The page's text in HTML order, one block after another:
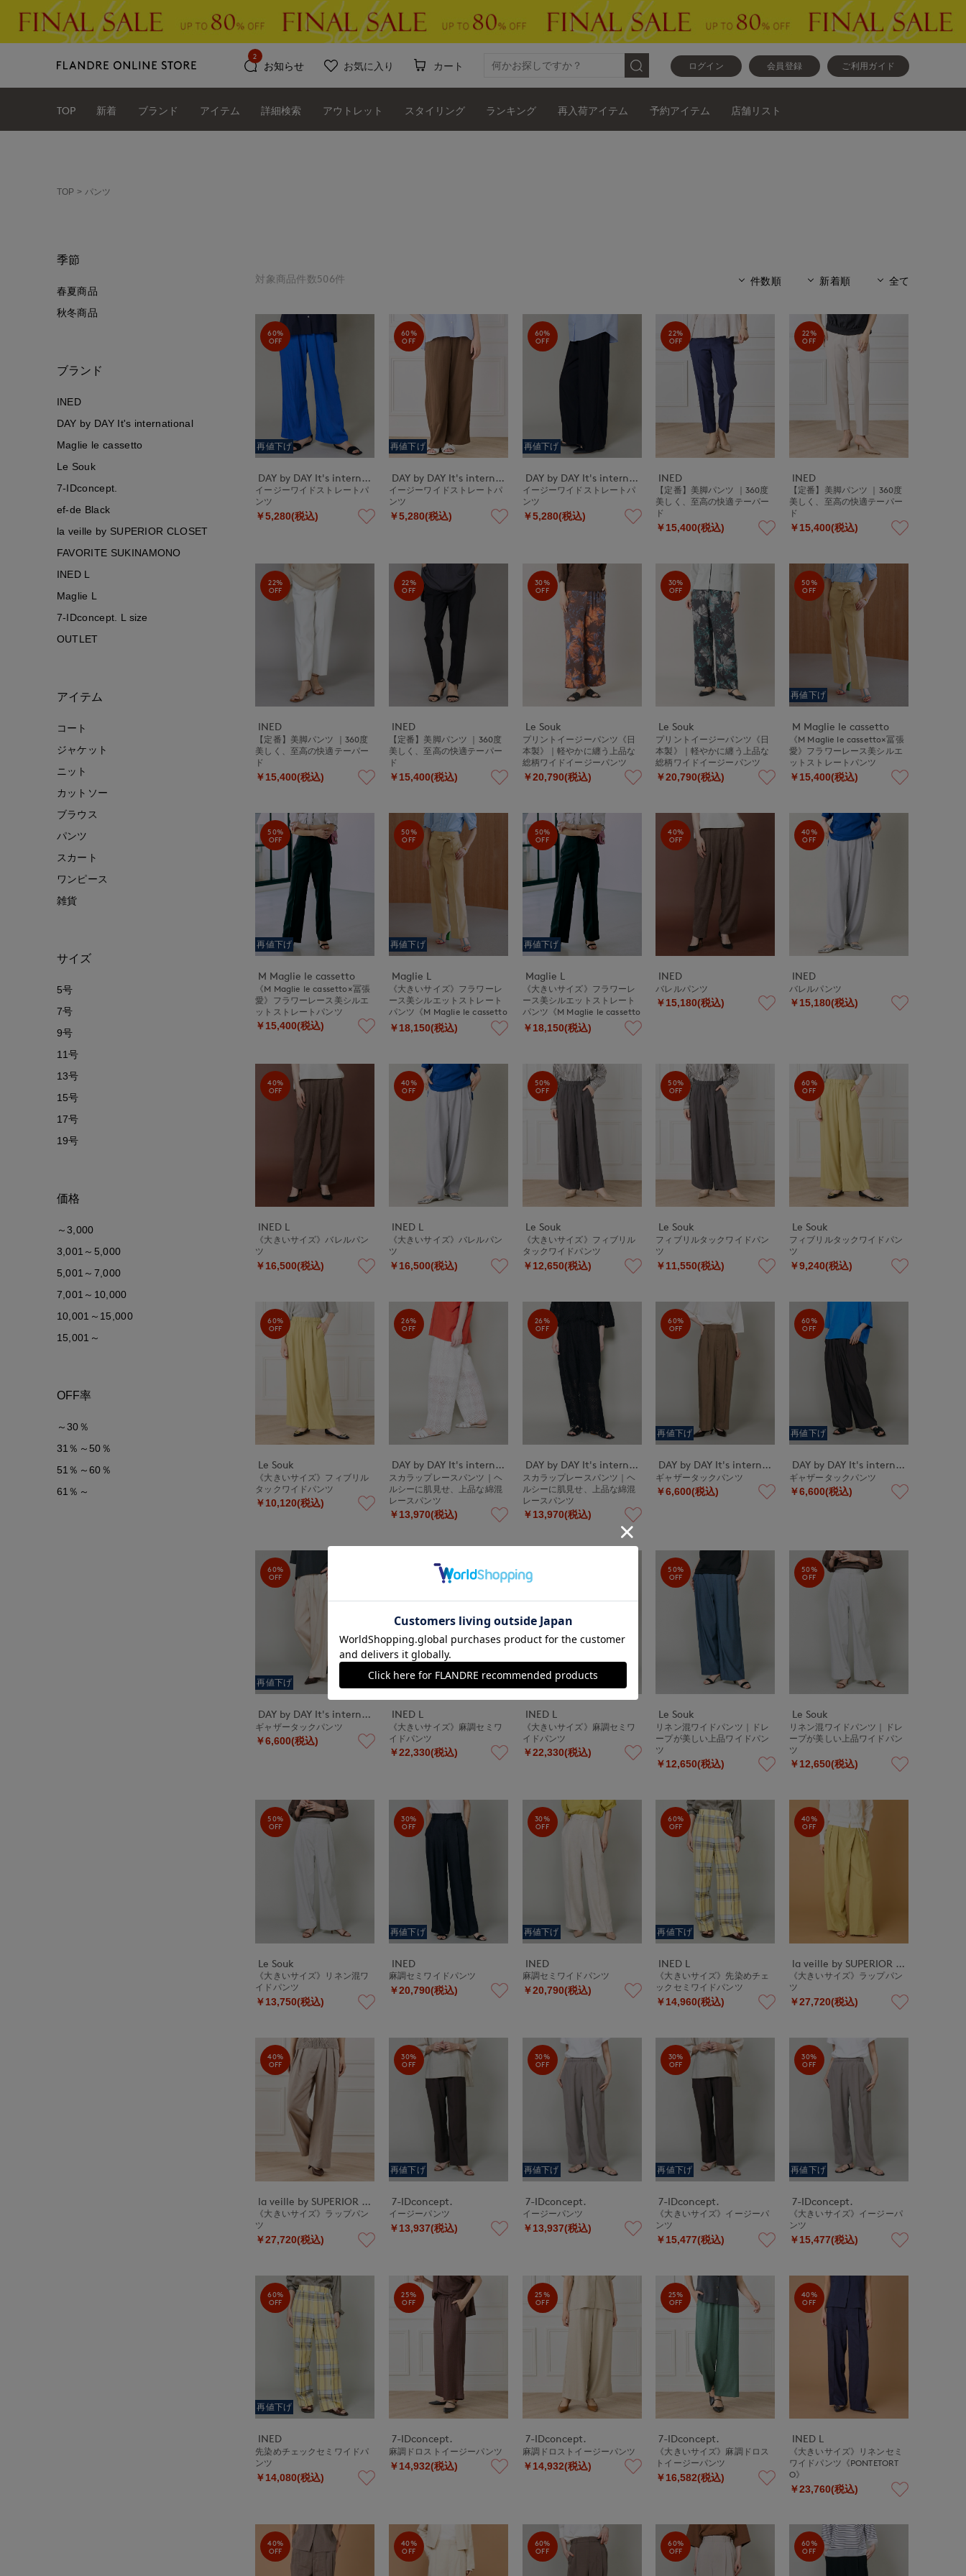
ログイン 会員登録 ご利用ガイド
お知らせ
2
お気に入り カート
TOP 新着 ブランド アイテム 詳細検索 アウトレット スタイリング ランキング 再入荷アイテム 予約アイテム 店舗リスト
TOP パンツ
件数順 新着順 全て
対象商品件数506件
60%
OFF
再値下げ
DAY by DAY It's international
イージーワイドストレートパ
ンツ
￥5,280(税込)
60%
OFF
再値下げ
DAY by DAY It's international
イージーワイドストレートパ
ンツ
￥5,280(税込)
60%
OFF
再値下げ
DAY by DAY It's international
イージーワイドストレートパ
ンツ
￥5,280(税込)
22%
OFF
INED
【定番】美脚パンツ ｜360度
美しく、至高の快適テーパー
ド
￥15,400(税込)
22%
OFF
INED
【定番】美脚パンツ ｜360度
美しく、至高の快適テーパー
ド
￥15,400(税込)
22%
OFF
INED
【定番】美脚パンツ ｜360度
美しく、至高の快適テーパー
ド
￥15,400(税込)
22%
OFF
INED
【定番】美脚パンツ ｜360度
美しく、至高の快適テーパー
ド
￥15,400(税込)
30%
OFF
Le Souk
プリントイージーパンツ《日
本製》｜軽やかに纏う上品な
総柄ワイドイージーパンツ
￥20,790(税込)
30%
OFF
Le Souk
プリントイージーパンツ《日
本製》｜軽やかに纏う上品な
総柄ワイドイージーパンツ
￥20,790(税込)
50%
OFF
再値下げ
M Maglie le cassetto
《M Maglie le cassetto×冨張
愛》フラワーレース美シルエ
ットストレートパンツ
￥15,400(税込)
50%
OFF
再値下げ
M Maglie le cassetto
《M Maglie le cassetto×冨張
愛》フラワーレース美シルエ
ットストレートパンツ
￥15,400(税込)
50%
OFF
再値下げ
Maglie L
《大きいサイズ》フラワーレ
ース美シルエットストレート
パンツ《M Maglie le cassetto
×冨張愛》
￥18,150(税込)
50%
OFF
再値下げ
Maglie L
《大きいサイズ》フラワーレ
ース美シルエットストレート
パンツ《M Maglie le cassetto
×冨張愛》
￥18,150(税込)
40%
OFF
INED
バレルパンツ
￥15,180(税込)
40%
OFF
INED
バレルパンツ
￥15,180(税込)
40%
OFF
INED L
《大きいサイズ》バレルパン
ツ
￥16,500(税込)
40%
OFF
INED L
《大きいサイズ》バレルパン
ツ
￥16,500(税込)
50%
OFF
Le Souk
《大きいサイズ》フィブリル
タックワイドパンツ
￥12,650(税込)
50%
OFF
Le Souk
フィブリルタックワイドパン
ツ
￥11,550(税込)
60%
OFF
Le Souk
フィブリルタックワイドパン
ツ
￥9,240(税込)
60%
OFF
Le Souk
《大きいサイズ》フィブリル
タックワイドパンツ
￥10,120(税込)
26%
OFF
DAY by DAY It's international
スカラップレースパンツ｜ヘ
ルシーに肌見せ、上品な綿混
レースパンツ
￥13,970(税込)
26%
OFF
DAY by DAY It's international
スカラップレースパンツ｜ヘ
ルシーに肌見せ、上品な綿混
レースパンツ
￥13,970(税込)
60%
OFF
再値下げ
DAY by DAY It's international
ギャザータックパンツ
￥6,600(税込)
60%
OFF
再値下げ
DAY by DAY It's international
ギャザータックパンツ
￥6,600(税込)
60%
OFF
再値下げ
DAY by DAY It's international
ギャザータックパンツ
￥6,600(税込)
INED L
《大きいサイズ》麻調セミワ
イドパンツ
￥22,330(税込)
再値下げ
INED L
《大きいサイズ》麻調セミワ
イドパンツ
￥22,330(税込)
50%
OFF
Le Souk
リネン混ワイドパンツ｜ドレ
ープが美しい上品ワイドパン
ツ
￥12,650(税込)
50%
OFF
Le Souk
リネン混ワイドパンツ｜ドレ
ープが美しい上品ワイドパン
ツ
￥12,650(税込)
50%
OFF
Le Souk
《大きいサイズ》リネン混ワ
イドパンツ
￥13,750(税込)
30%
OFF
再値下げ
INED
麻調セミワイドパンツ
￥20,790(税込)
30%
OFF
再値下げ
INED
麻調セミワイドパンツ
￥20,790(税込)
60%
OFF
再値下げ
INED L
《大きいサイズ》先染めチェ
ックセミワイドパンツ
￥14,960(税込)
40%
OFF
la veille by SUPERIOR CLOSET
《大きいサイズ》ラップパン
ツ
￥27,720(税込)
40%
OFF
la veille by SUPERIOR CLOSET
《大きいサイズ》ラップパン
ツ
￥27,720(税込)
30%
OFF
再値下げ
7-IDconcept.
イージーパンツ
￥13,937(税込)
30%
OFF
再値下げ
7-IDconcept.
イージーパンツ
￥13,937(税込)
30%
OFF
再値下げ
7-IDconcept.
《大きいサイズ》イージーパ
ンツ
￥15,477(税込)
30%
OFF
再値下げ
7-IDconcept.
《大きいサイズ》イージーパ
ンツ
￥15,477(税込)
60%
OFF
再値下げ
INED
先染めチェックセミワイドパ
ンツ
￥14,080(税込)
25%
OFF
7-IDconcept.
麻調ドロストイージーパンツ
￥14,932(税込)
25%
OFF
7-IDconcept.
麻調ドロストイージーパンツ
￥14,932(税込)
25%
OFF
7-IDconcept.
《大きいサイズ》麻調ドロス
トイージーパンツ
￥16,582(税込)
40%
OFF
INED L
《大きいサイズ》リネンセミ
ワイドパンツ《PONTETORT
O》
￥23,760(税込)
40%
OFF
40%
OFF
60%
OFF
60%
OFF
60%
OFF
季節
春夏商品
秋冬商品
ブランド
INED
DAY by DAY It's international
Maglie le cassetto
Le Souk
7-IDconcept.
ef-de Black
la veille by SUPERIOR CLOSET
FAVORITE SUKINAMONO
INED L
Maglie L
7-IDconcept. L size
OUTLET
アイテム
コート
ジャケット
ニット
カットソー
ブラウス
パンツ
スカート
ワンピース
雑貨
サイズ
5号
7号
9号
11号
13号
15号
17号
19号
価格
～3,000
3,001～5,000
5,001～7,000
7,001～10,000
10,001～15,000
15,001～
OFF率
～30％
31％～50％
51％～60％
61％～